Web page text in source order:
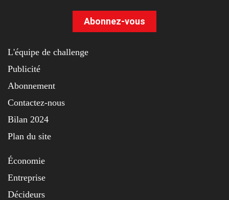
Abonnez-vous
L'équipe de challenge
Publicité
Abonnement
Contactez-nous
Bilan 2024
Plan du site
Économie
Entreprise
Décideurs